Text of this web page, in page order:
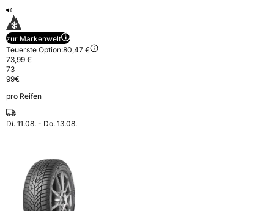
zur Markenwelt
Teuerste Option:80,47 €
73,99 €
73
99€
pro Reifen
Di. 11.08. - Do. 13.08.